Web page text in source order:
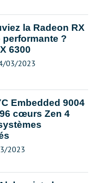
la Radeon RX
performante ?
6300
03/2023
Embedded 9004
cœurs Zen 4
2023